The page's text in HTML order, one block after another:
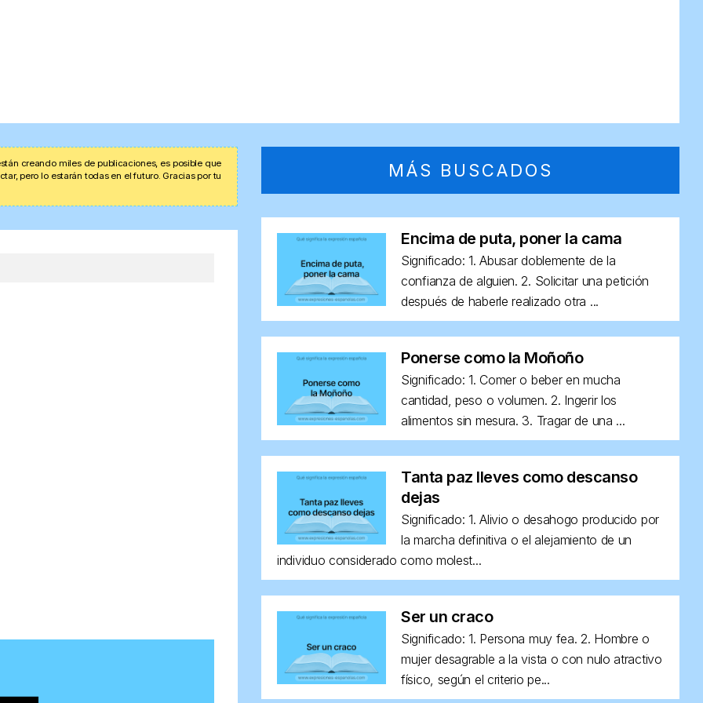
creando miles de publicaciones, es posible que
pero lo estarán todas en el futuro. Gracias por tu
MÁS BUSCADOS
Encima de puta, poner la cama
Significado: 1. Abusar doblemente de la
confianza de alguien. 2. Solicitar una petición
después de haberle realizado otra ...
Ponerse como la Moñoño
Significado: 1. Comer o beber en mucha
cantidad, peso o volumen. 2. Ingerir los
alimentos sin mesura. 3. Tragar de una ...
Tanta paz lleves como descanso
dejas
Significado: 1. Alivio o desahogo producido por
la marcha definitiva o el alejamiento de un
individuo considerado como molest...
Ser un craco
Significado: 1. Persona muy fea. 2. Hombre o
mujer desagrable a la vista o con nulo atractivo
físico, según el criterio pe...